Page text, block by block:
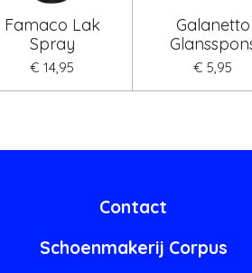
Famaco Lak
Spray
€ 14,95
Galanetto
€ 5,95
Contact
Schoenmakerij Corpus